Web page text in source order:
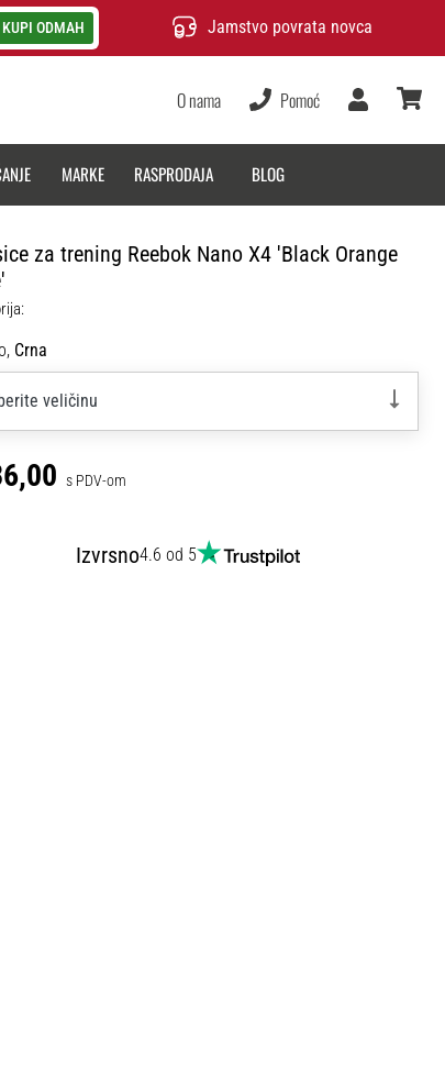
KUPI ODMAH Jamstvo povrata novca
O nama Pomoć
Korisnik
MARKE RASPRODAJA BLOG
za trening Reebok Nano X4 'Black Orange
Crna
veličinu
s PDV-om
Izvrsno4.6 od 5